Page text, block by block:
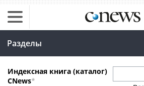
Разделы
Индексная книга (каталог)
CNews*